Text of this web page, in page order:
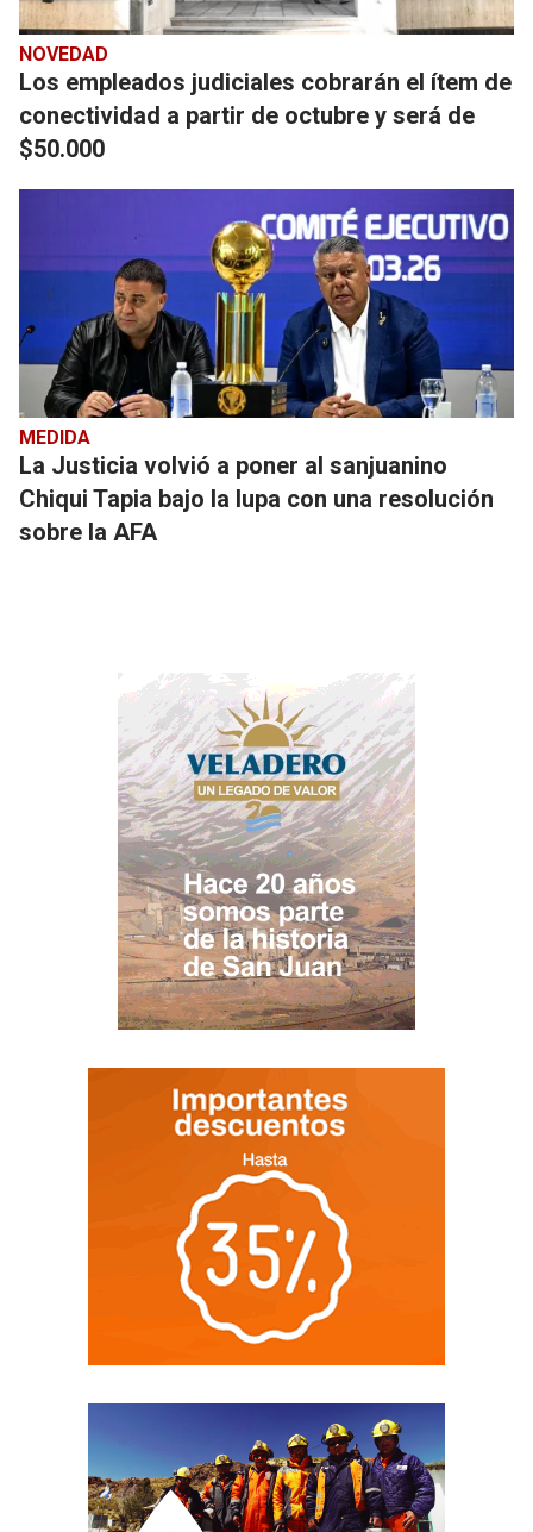
NOVEDAD
Los empleados judiciales cobrarán el ítem de
conectividad a partir de octubre y será de
$50.000
MEDIDA
La Justicia volvió a poner al sanjuanino
Chiqui Tapia bajo la lupa con una resolución
sobre la AFA